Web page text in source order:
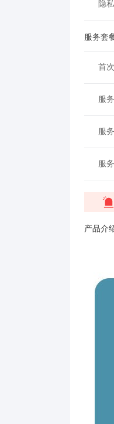
隐
服务套
首
服
服
服
产品介